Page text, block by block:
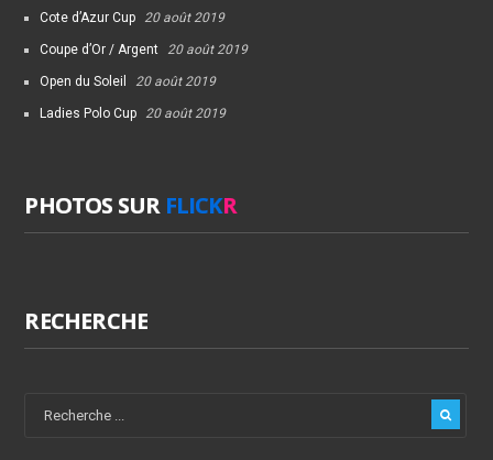
Cote d’Azur Cup 20 août 2019
Coupe d’Or / Argent 20 août 2019
Open du Soleil 20 août 2019
Ladies Polo Cup 20 août 2019
PHOTOS SUR FLICKR
RECHERCHE